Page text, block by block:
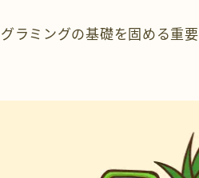
ラミングの基礎を固める重要